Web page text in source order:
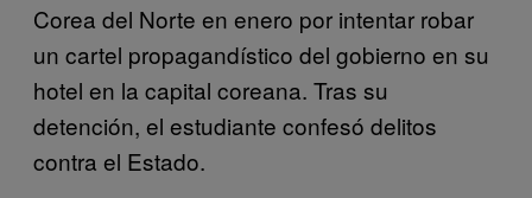
Corea del Norte en enero por intentar robar
un cartel propagandístico del gobierno en su
hotel en la capital coreana. Tras su
detención, el estudiante confesó delitos
contra el Estado.